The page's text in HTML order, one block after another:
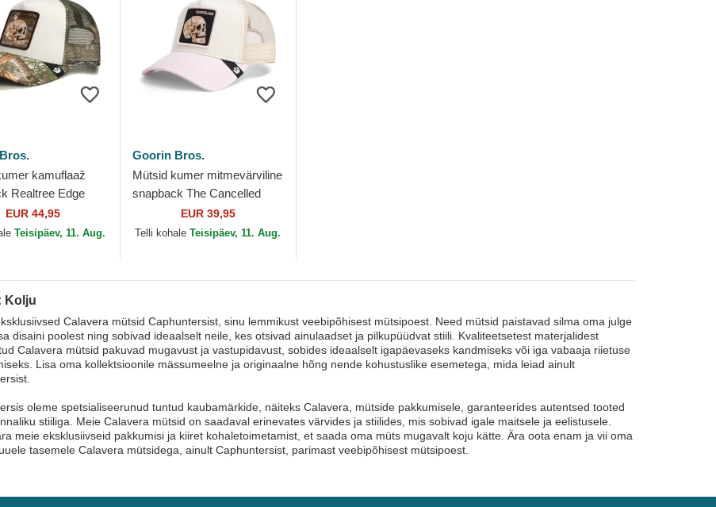
kamuflaaž
Realtree Edge
Skull The Farm
EUR 44,95
Teisipäev, 11. Aug.
Goorin Bros.
Mütsid kumer mitmevärviline
snapback The Cancelled
Skull Whisper The Farm
Goorin Bros.
EUR 39,95
Telli kohaleTeisipäev, 11. Aug.
Kolju
Calavera mütsid Caphuntersist, sinu lemmikust veebipõhisest mütsipoest. Need mütsid paistavad silma oma julge
disaini poolest ning sobivad ideaalselt neile, kes otsivad ainulaadset ja pilkupüüdvat stiili. Kvaliteetsetest materjalidest
Calavera mütsid pakuvad mugavust ja vastupidavust, sobides ideaalselt igapäevaseks kandmiseks või iga vabaaja riietuse
Lisa oma kollektsioonile mässumeelne ja originaalne hõng nende kohustuslike esemetega, mida leiad ainult
oleme spetsialiseerunud tuntud kaubamärkide, näiteks Calavera, mütside pakkumisele, garanteerides autentsed tooted
stiiliga. Meie Calavera mütsid on saadaval erinevates värvides ja stiilides, mis sobivad igale maitsele ja eelistusele.
meie eksklusiivseid pakkumisi ja kiiret kohaletoimetamist, et saada oma müts mugavalt koju kätte. Ära oota enam ja vii oma
tasemele Calavera mütsidega, ainult Caphuntersist, parimast veebipõhisest mütsipoest.